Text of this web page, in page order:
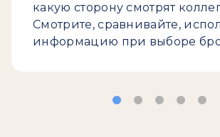
какую сторону смотрят
Смотрите, сравнивайте,
информацию при выборе